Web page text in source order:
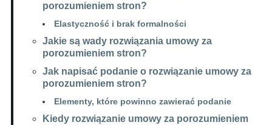
porozumieniem stron?
Elastyczność i brak formalności
Jakie są wady rozwiązania umowy za
porozumieniem stron?
Jak napisać podanie o rozwiązanie umowy za
porozumieniem stron?
Elementy, które powinno zawierać podanie
Kiedy rozwiązanie umowy za porozumieniem